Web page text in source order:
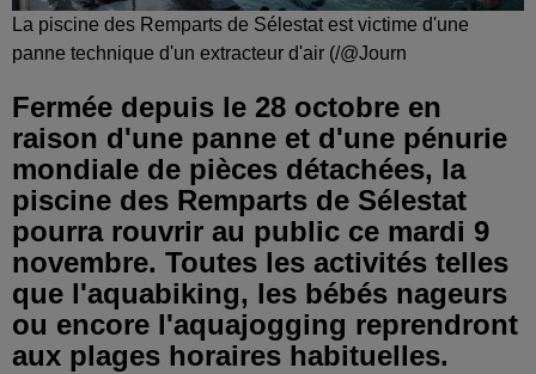
La piscine des Remparts de Sélestat est victime d'une
panne technique d'un extracteur d'air (/@Journ
Fermée depuis le 28 octobre en
raison d'une panne et d'une pénurie
mondiale de pièces détachées, la
piscine des Remparts de Sélestat
pourra rouvrir au public ce mardi 9
novembre. Toutes les activités telles
que l'aquabiking, les bébés nageurs
ou encore l'aquajogging reprendront
aux plages horaires habituelles.